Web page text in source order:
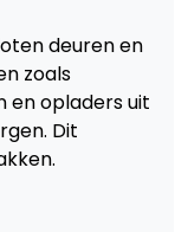
deuren en
zoals
en opladers uit
Dit